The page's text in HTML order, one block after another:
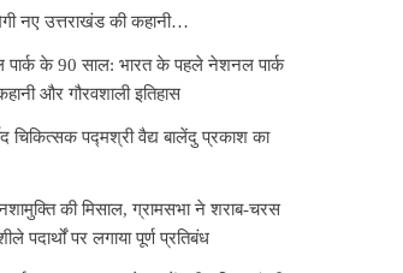
नए उत्तराखंड की कहानी…
पार्क के 90 साल: भारत के पहले नेशनल पार्क
और गौरवशाली इतिहास
चिकित्सक पद्मश्री वैद्य बालेंदु प्रकाश का
की मिसाल, ग्रामसभा ने शराब-चरस
पदार्थों पर लगाया पूर्ण प्रतिबंध